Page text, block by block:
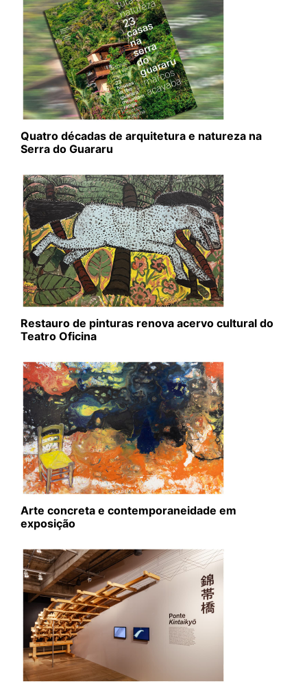
Quatro décadas de arquitetura e natureza na
Serra do Guararu
Restauro de pinturas renova acervo cultural do
Teatro Oficina
Arte concreta e contemporaneidade em
exposição